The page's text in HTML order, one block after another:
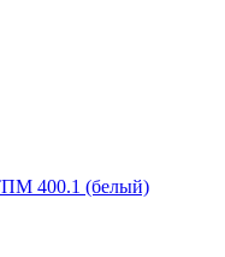
400.1 (белый)